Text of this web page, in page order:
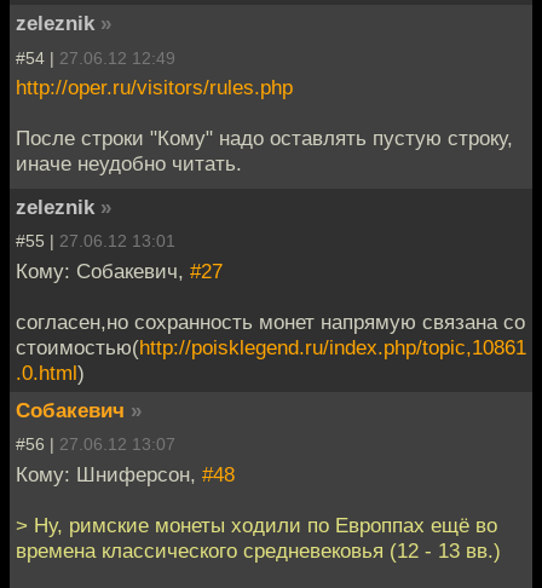
zeleznik »
#54 | 27.06.12 12:49
http://oper.ru/visitors/rules.php
После строки "Кому" надо оставлять пустую строку,
иначе неудобно читать.
zeleznik »
#55 | 27.06.12 13:01
Кому: Собакевич, #27
согласен,но сохранность монет напрямую связана со
стоимостью(http://poisklegend.ru/index.php/topic,10861
.0.html)
Собакевич »
#56 | 27.06.12 13:07
Кому: Шниферсон, #48
> Ну, римские монеты ходили по Европпах ещё во
времена классического средневековья (12 - 13 вв.)